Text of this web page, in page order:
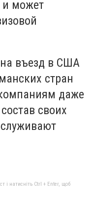
и может
на въезд в США
стран
даже
своих
і натисніть Ctrl + Enter, щоб